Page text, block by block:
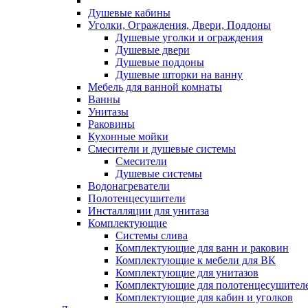
Душевые кабины
Уголки, Ограждения, Двери, Поддоны
Душевые уголки и ограждения
Душевые двери
Душевые поддоны
Душевые шторки на ванну
Мебель для ванной комнаты
Ванны
Унитазы
Раковины
Кухонные мойки
Смесители и душевые системы
Смесители
Душевые системы
Водонагреватели
Полотенцесушители
Инсталляции для унитаза
Комплектующие
Системы слива
Комплектующие для ванн и раковин
Комплектующие к мебели для ВК
Комплектующие для унитазов
Комплектующие для
Комплектующие для кабин и уголков